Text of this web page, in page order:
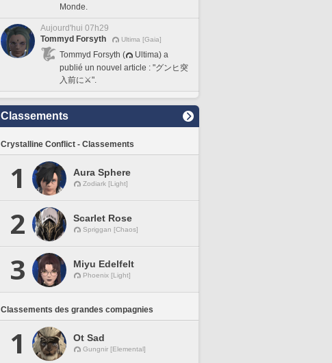
Monde.
Aujourd'hui 07h29
Tommyd Forsyth
Ultima [Gaia]
Tommyd Forsyth (
Ultima) a
publié un nouvel article : "グンヒ突
入前に⚔️".
Classements
Crystalline Conflict - Classements
1 Aura Sphere
Zodiark [Light]
2 Scarlet Rose
Spriggan [Chaos]
3 Miyu Edelfelt
Phoenix [Light]
Classements des grandes compagnies
1 Ot Sad
Gungnir [Elemental]